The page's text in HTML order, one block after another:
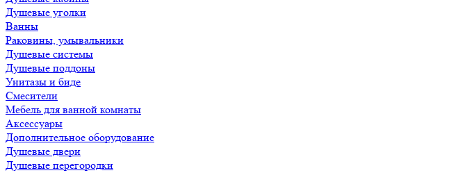
Душевые уголки
Ванны
Раковины, умывальники
Душевые системы
Душевые поддоны
Унитазы и биде
Смесители
Мебель для ванной комнаты
Аксессуары
Дополнительное оборудование
Душевые двери
Душевые перегородки